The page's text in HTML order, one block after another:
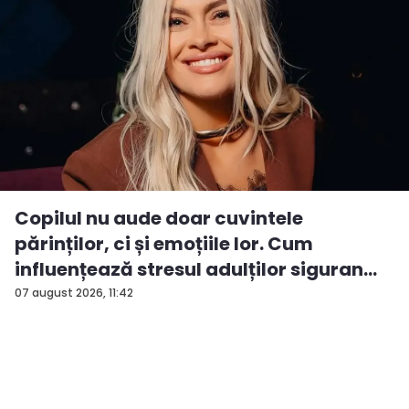
07 august 2026, 11:42
Copilul nu aude doar cuvintele
părinților, ci și emoțiile lor. Cum
influențează stresul adulților siguran...